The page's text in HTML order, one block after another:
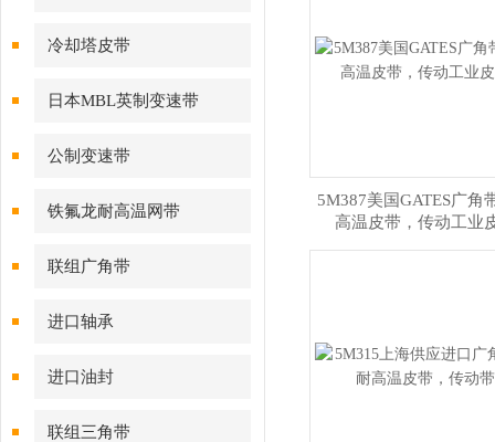
冷却塔皮带
日本MBL英制变速带
公制变速带
铁氟龙耐高温网带
联组广角带
进口轴承
进口油封
联组三角带
5M387美国GATES广角
高温皮带，传动工业